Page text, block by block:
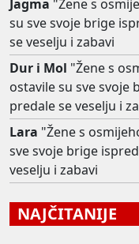
Jagma "Žene s
su sve svoje brige
se veselju i zabavi
Dur i Mol "Žene s
ostavile su sve svoje
predale se veselju i
Lara "Žene s
sve svoje brige
veselju i zabavi
NAJČITANIJE